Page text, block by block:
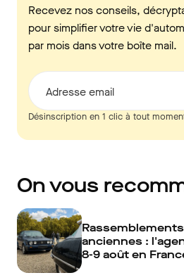
Recevez nos conseils,
pour simplifier votre vie
par mois dans votre boîte mail.
Adresse email
Désinscription en 1 clic à tout
On vous
anciennes :
8-9 août en